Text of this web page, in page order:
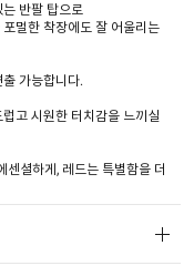
반팔 탑으로
멀한 착장에도 잘 어울리는
가능합니다.
고 시원한 터치감을 느끼실
셜하게, 레드는 특별함을 더